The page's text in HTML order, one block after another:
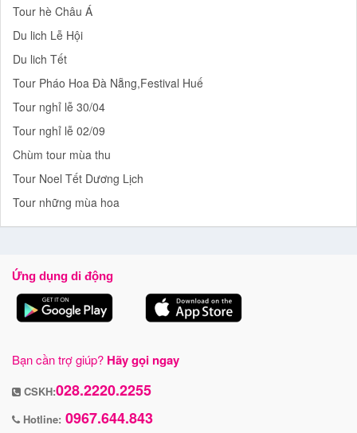
Tour hè Châu Á
Du lich Lễ Hội
Du lich Tết
Tour Pháo Hoa Đà Nẵng,Festival Huế
Tour nghỉ lễ 30/04
Tour nghỉ lễ 02/09
Chùm tour mùa thu
Tour Noel Tết Dương Lịch
Tour những mùa hoa
Ứng dụng di động
Bạn cần trợ giúp? Hãy gọi ngay
CSKH:028.2220.2255
Hotline: 0967.644.843